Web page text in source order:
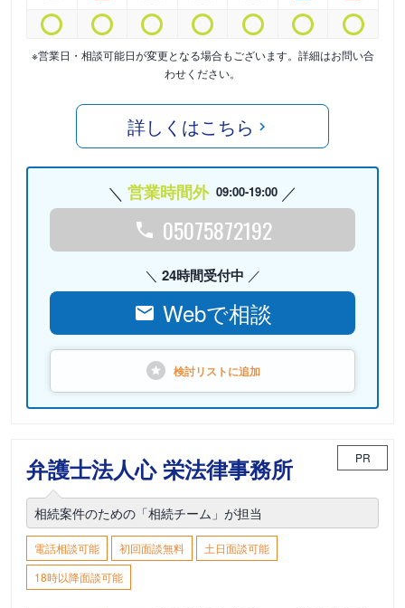
※営業日・相談可能日が変更となる場合もございます。詳細はお問い合
わせください。
詳しくはこちら
営業時間外 09:00-19:00
05075872192
24時間受付中
Webで相談
検討リストに追加
弁護士法人心 栄法律事務所 PR
相続案件のための「相続チーム」が担当
電話相談可能 初回面談無料
土日面談可能
18時以降面談可能